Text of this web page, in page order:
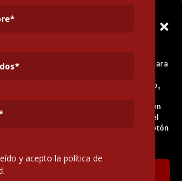
el
y de terceros para fines analíticos y para
a su perfil, así como publicidad
base de tratamiento es el consentimiento,
cookies imprescindibles para el correcto
web. Puede obtener más información en
, aceptar todas las cookies pulsando el
o rechazar su uso pulsando el botón
y acepto la política de